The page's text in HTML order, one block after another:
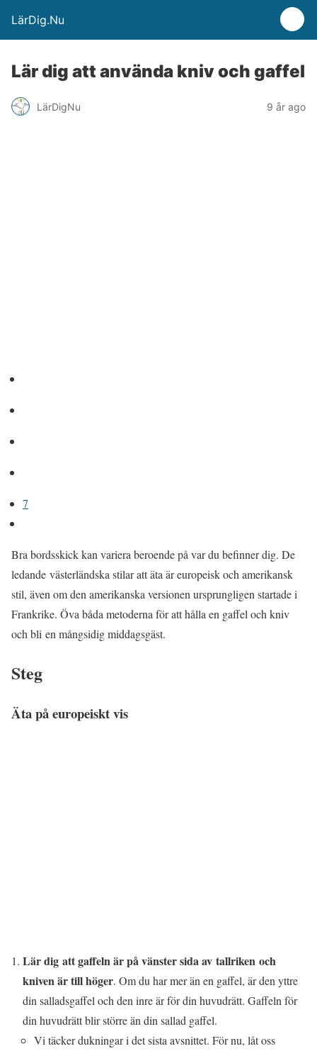
LärDig.Nu
Lär dig att använda kniv och gaffel
LärDigNu 9 år ago
7
Bra bordsskick kan variera beroende på var du befinner dig. De
ledande västerländska stilar att äta är europeisk och amerikansk
stil, även om den amerikanska versionen ursprungligen startade i
Frankrike. Öva båda metoderna för att hålla en gaffel och kniv
och bli en mångsidig middagsgäst.
Steg
Äta på europeiskt vis
Lär dig att gaffeln är på vänster sida av tallriken och
kniven är till höger. Om du har mer än en gaffel, är den yttre
din salladsgaffel och den inre är för din huvudrätt. Gaffeln för
din huvudrätt blir större än din sallad gaffel.
Vi täcker dukningar i det sista avsnittet. För nu, låt oss